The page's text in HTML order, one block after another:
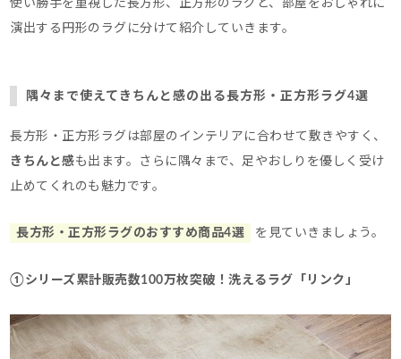
使い勝手を重視した長方形、正方形のラグと、部屋をおしゃれに
演出する円形のラグに分けて紹介していきます。
隅々まで使えてきちんと感の出る長方形・正方形ラグ4選
長方形・正方形ラグは部屋のインテリアに合わせて敷きやすく、
きちんと感も出ます。
さらに隅々まで、足やおしりを優しく受け
止めてくれのも魅力です。
長方形・正方形ラグのおすすめ商品4選 を見ていきましょう。
①シリーズ累計販売数100万枚突破！洗えるラグ「リンク」